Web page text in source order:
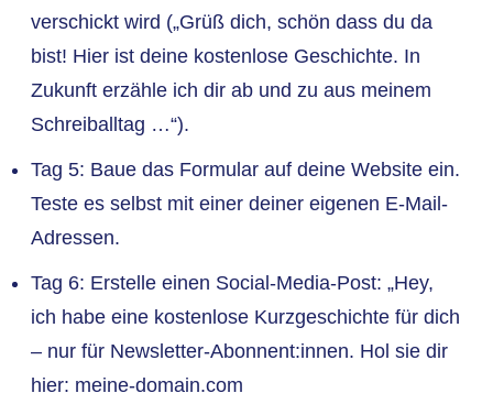
verschickt wird („Grüß dich, schön dass du da
bist! Hier ist deine kostenlose Geschichte. In
Zukunft erzähle ich dir ab und zu aus meinem
Schreiballtag …“).
Tag 5: Baue das Formular auf deine Website ein.
Teste es selbst mit einer deiner eigenen E-Mail-
Adressen.
Tag 6: Erstelle einen Social-Media-Post: „Hey,
ich habe eine kostenlose Kurzgeschichte für dich
– nur für Newsletter-Abonnent:innen. Hol sie dir
hier: meine-domain.com